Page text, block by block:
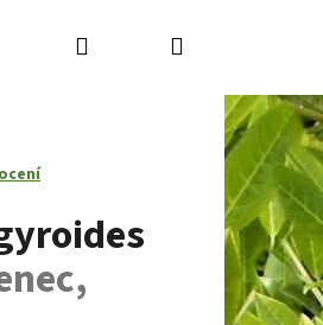
Jak nakupovat
PřihlášeníNákupní
košík